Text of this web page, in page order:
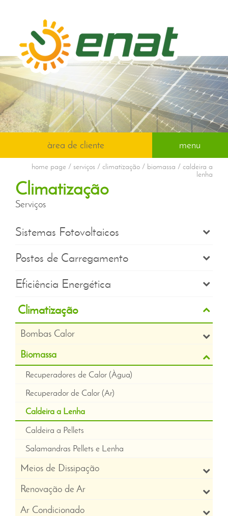
àrea de cliente menu
home page / serviços / climatização / biomassa / caldeira a
lenha
Climatização
Serviços
Sistemas Fotovoltaicos
Postos de Carregamento
Eficiência Energética
Climatização
Bombas Calor
Biomassa
Recuperadores de Calor (Àgua)
Recuperador de Calor (Ar)
Caldeira a Lenha
Caldeira a Pellets
Salamandras Pellets e Lenha
Meios de Dissipação
Renovação de Ar
Ar Condicionado